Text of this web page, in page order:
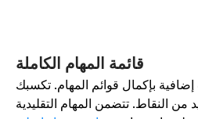
قائمة المهام الكاملة
بإكمال قوائم المهام. تكسبك
النقاط. تتضمن المهام التقليدية